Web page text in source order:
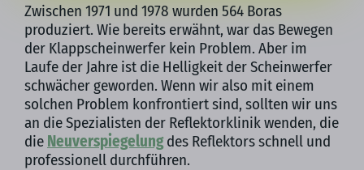
Zwischen 1971 und 1978 wurden 564 Boras
produziert. Wie bereits erwähnt, war das Bewegen
der Klappscheinwerfer kein Problem. Aber im
Laufe der Jahre ist die Helligkeit der Scheinwerfer
schwächer geworden. Wenn wir also mit einem
solchen Problem konfrontiert sind, sollten wir uns
an die Spezialisten der Reflektorklinik wenden, die
die Neuverspiegelungdes Reflektors schnell und
professionell durchführen.